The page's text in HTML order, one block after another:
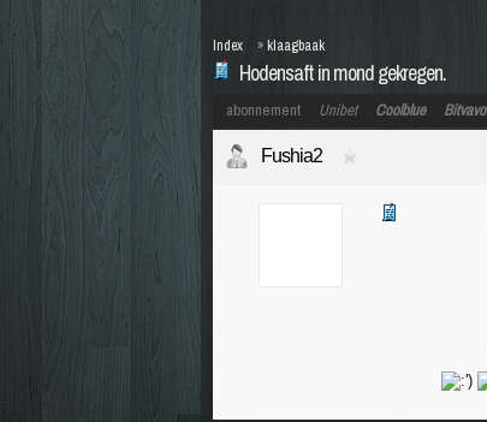
Hodensaft in mond gekregen.
Index »klaagbaak
abonnement Unibet Coolblue Bitvavo
Fushia2